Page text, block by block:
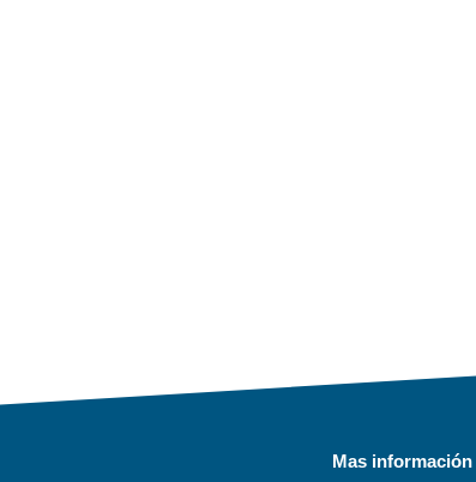
Mas información